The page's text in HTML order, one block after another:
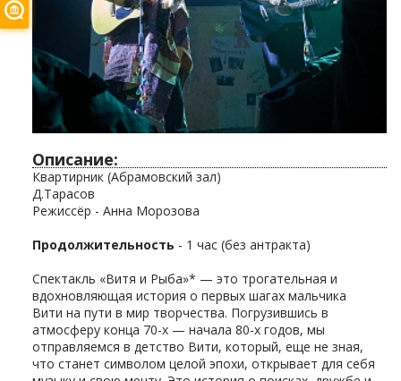
Описание:
Квартирник (Абрамовский зал)
Д.Тарасов
Режиссёр - Анна Морозова
Продолжительность - 1 час (без антракта)
Спектакль «Витя и Рыба»* — это трогательная и
вдохновляющая история о первых шагах мальчика
Вити на пути в мир творчества. Погрузившись в
атмосферу конца 70-х — начала 80-х годов, мы
отправляемся в детство Вити, который, еще не зная,
что станет символом целой эпохи, открывает для себя